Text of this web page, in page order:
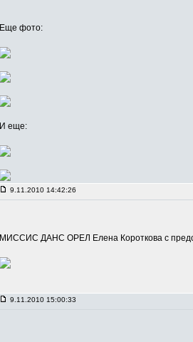
Еще фото:
И еще:
9.11.2010 14:42:26
МИССИС ДАНС ОРЕЛ Елена Короткова с
9.11.2010 15:00:33